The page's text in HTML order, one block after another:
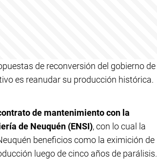
de reconversión del gobierno de
es reanudar su producción histórica.
de mantenimiento con la
de Neuquén (ENSI), con lo cual la
beneficios como la eximición de
luego de cinco años de parálisis.